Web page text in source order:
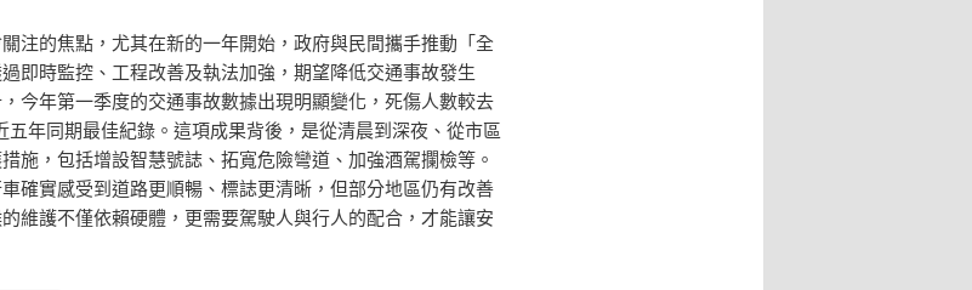
注的焦點，尤其在新的一年開始，政府與民間攜手推動「全
即時監控、工程改善及執法加強，期望降低交通事故發生
今年第一季度的交通事故數據出現明顯變化，死傷人數較去
五年同期最佳紀錄。這項成果背後，是從清晨到深夜、從市區
施，包括增設智慧號誌、拓寬危險彎道、加強酒駕攔檢等。
確實感受到道路更順暢、標誌更清晰，但部分地區仍有改善
維護不僅依賴硬體，更需要駕駛人與行人的配合，才能讓安